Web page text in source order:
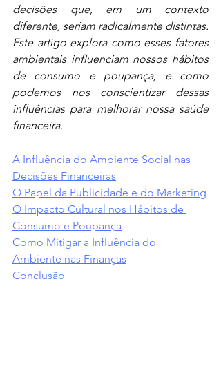
decisões que, em um contexto
diferente, seriam radicalmente distintas.
Este artigo explora como esses fatores
ambientais influenciam nossos hábitos
de consumo e poupança, e como
podemos nos conscientizar dessas
influências para melhorar nossa saúde
financeira.
A Influência do Ambiente Social nas
Decisões Financeiras
O Papel da Publicidade e do Marketing
O Impacto Cultural nos Hábitos de
Consumo e Poupança
Como Mitigar a Influência do
Ambiente nas Finanças
Conclusão